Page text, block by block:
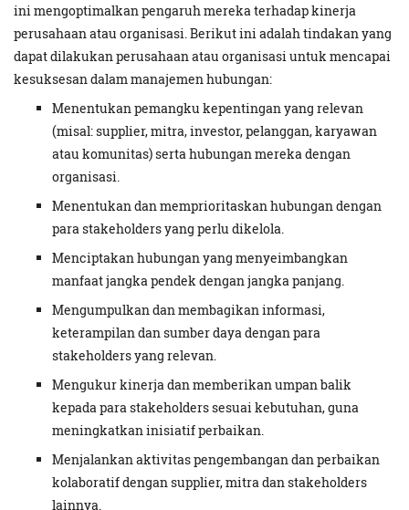
ini mengoptimalkan pengaruh mereka terhadap kinerja
perusahaan atau organisasi. Berikut ini adalah tindakan yang
dapat dilakukan perusahaan atau organisasi untuk mencapai
kesuksesan dalam manajemen hubungan:
Menentukan pemangku kepentingan yang relevan
(misal: supplier, mitra, investor, pelanggan, karyawan
atau komunitas) serta hubungan mereka dengan
organisasi.
Menentukan dan memprioritaskan hubungan dengan
para stakeholders yang perlu dikelola.
Menciptakan hubungan yang menyeimbangkan
manfaat jangka pendek dengan jangka panjang.
Mengumpulkan dan membagikan informasi,
keterampilan dan sumber daya dengan para
stakeholders yang relevan.
Mengukur kinerja dan memberikan umpan balik
kepada para stakeholders sesuai kebutuhan, guna
meningkatkan inisiatif perbaikan.
Menjalankan aktivitas pengembangan dan perbaikan
kolaboratif dengan supplier, mitra dan stakeholders
lainnya.